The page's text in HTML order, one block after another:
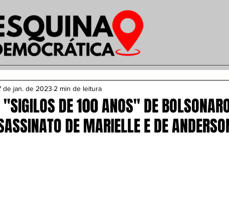
"SIGILOS DE 100 ANOS" DE
DE MARIELLE E DE
de jan. de 2023 2 min de leitura